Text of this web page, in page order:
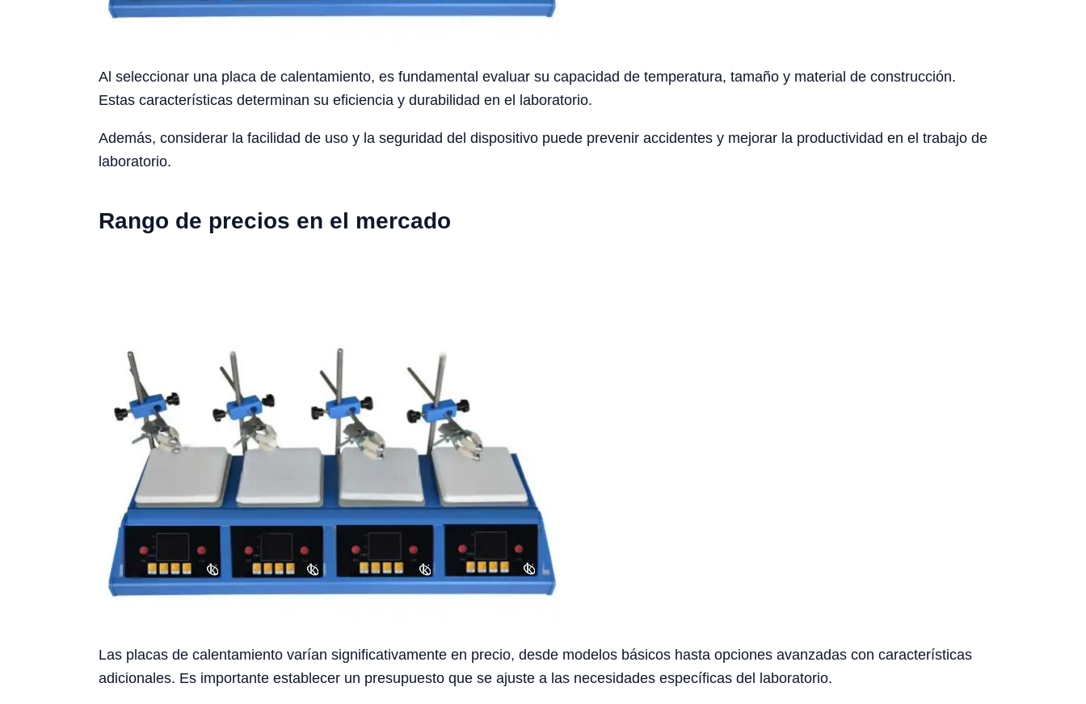
Al seleccionar una placa de calentamiento, es fundamental evaluar su capacidad de temperatura, tamaño y material de construcción.
Estas características determinan su eficiencia y durabilidad en el laboratorio.
Además, considerar la facilidad de uso y la seguridad del dispositivo puede prevenir accidentes y mejorar la productividad en el trabajo de
laboratorio.
Rango de precios en el mercado
Las placas de calentamiento varían significativamente en precio, desde modelos básicos hasta opciones avanzadas con características
adicionales. Es importante establecer un presupuesto que se ajuste a las necesidades específicas del laboratorio.